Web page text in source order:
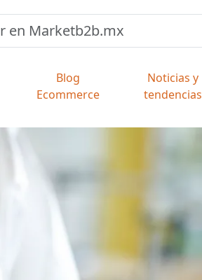
Blog
Ecommerce
Noticias y
tendencias